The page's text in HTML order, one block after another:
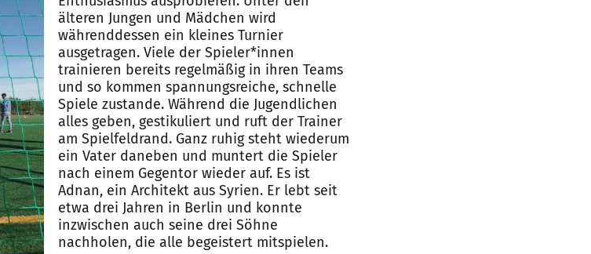
älteren Jungen und Mädchen wird
währenddessen ein kleines Turnier
ausgetragen. Viele der Spieler*innen
trainieren bereits regelmäßig in ihren Teams
und so kommen spannungsreiche, schnelle
Spiele zustande. Während die Jugendlichen
alles geben, gestikuliert und ruft der Trainer
am Spielfeldrand. Ganz ruhig steht wiederum
ein Vater daneben und muntert die Spieler
nach einem Gegentor wieder auf. Es ist
Adnan, ein Architekt aus Syrien. Er lebt seit
etwa drei Jahren in Berlin und konnte
inzwischen auch seine drei Söhne
nachholen, die alle begeistert mitspielen.